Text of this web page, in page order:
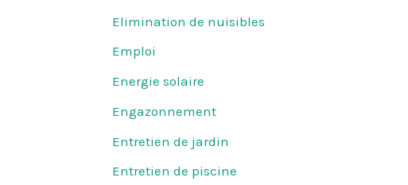
Elimination de nuisibles
Emploi
Energie solaire
Engazonnement
Entretien de jardin
Entretien de piscine